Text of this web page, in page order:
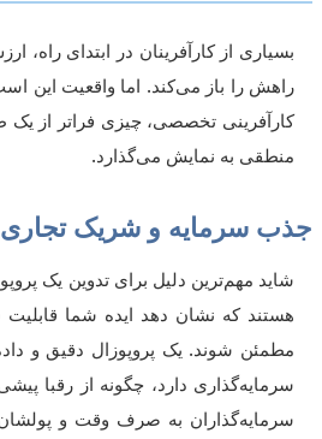
بسیاری از کارآفرینان در ابتدای
راهش را باز می‌کند. اما واقعیت این
کارآفرینی تخصصی، چیزی فراتر از
منطقی به نمایش می‌گذارد.
جذب سرمایه و شریک
شاید مهم‌ترین دلیل برای تدوین یک
هستند که نشان دهد ایده شما
مطمئن شوند. یک پروپوزال دقیق و
سرمایه‌گذاری دارد، چگونه از رقبا
سرمایه‌گذاران به صرف وقت و